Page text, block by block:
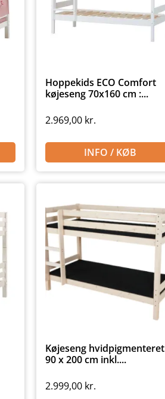
Hoppekids ECO Comfort
køjeseng 70x160 cm :...
2.969,00 kr.
INFO / KØB
Køjeseng hvidpigmenteret
90 x 200 cm inkl....
2.999,00 kr.